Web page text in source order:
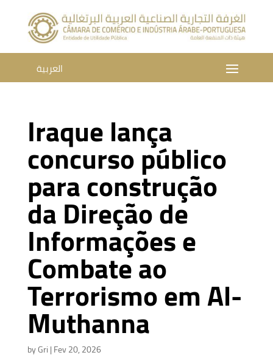
العربية
Iraque lança
concurso público
para construção
da Direção de
Informações e
Combate ao
Terrorismo em Al-
Muthanna
byGri|Fev 20, 2026